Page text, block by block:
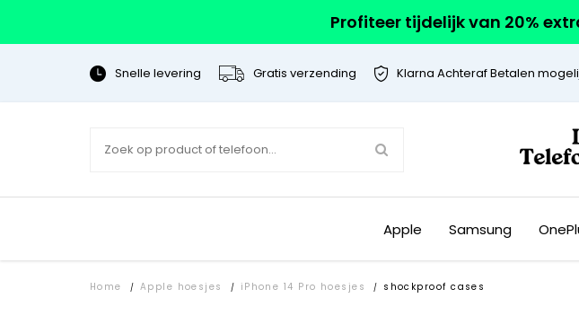
Profiteer tijdelijk van 20%
Snelle levering Gratis verzending Klarna Achteraf Betalen
Apple Samsung
Home / Apple hoesjes / iPhone 14 Pro hoesjes / shockproof cases